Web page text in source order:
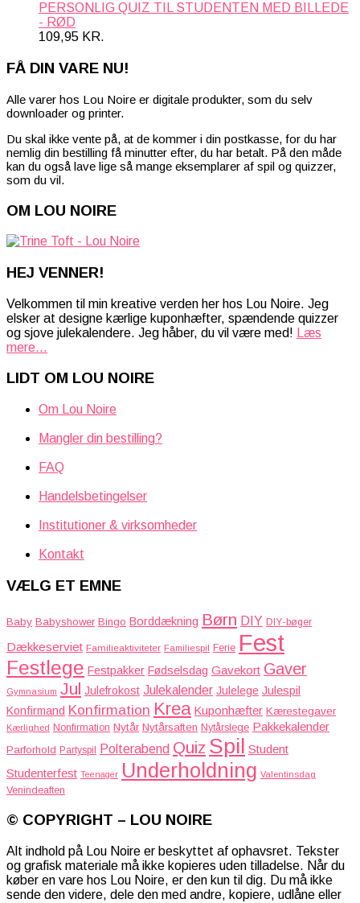
PERSONLIG QUIZ TIL STUDENTEN MED BILLEDE
- RØD
109,95 KR.
FÅ DIN VARE NU!
Alle varer hos Lou Noire er digitale produkter, som du selv
downloader og printer.
Du skal ikke vente på, at de kommer i din postkasse, for du har
nemlig din bestilling få minutter efter, du har betalt. På den måde
kan du også lave lige så mange eksemplarer af spil og quizzer,
som du vil.
OM LOU NOIRE
HEJ VENNER!
Velkommen til min kreative verden her hos Lou Noire. Jeg
elsker at designe kærlige kuponhæfter, spændende quizzer
og sjove julekalendere. Jeg håber, du vil være med!
Læs
mere...
LIDT OM LOU NOIRE
Om Lou Noire
Mangler din bestilling?
FAQ
Handelsbetingelser
Institutioner & virksomheder
Kontakt
VÆLG ET EMNE
Baby Babyshower Bingo Borddækning Børn DIY DIY-bøger
Dækkeserviet Familieaktiviteter Familiespil Ferie Fest
Festlege Festpakker Fødselsdag Gavekort Gaver
Gymnasium Jul Julefrokost Julekalender Julelege Julespil
Konfirmand Konfirmation Krea Kuponhæfter Kærestegaver
Kærlighed Nonfirmation Nytår Nytårsaften Nytårslege Pakkekalender
Parforhold Partyspil Polterabend Quiz Spil Student
Studenterfest Teenager Underholdning Valentinsdag
Venindeaften
© COPYRIGHT – LOU NOIRE
Alt indhold på Lou Noire er beskyttet af ophavsret. Tekster
og grafisk materiale må ikke kopieres uden tilladelse. Når du
køber en vare hos Lou Noire, er den kun til dig. Du må ikke
sende den videre, dele den med andre, kopiere, udlåne eller